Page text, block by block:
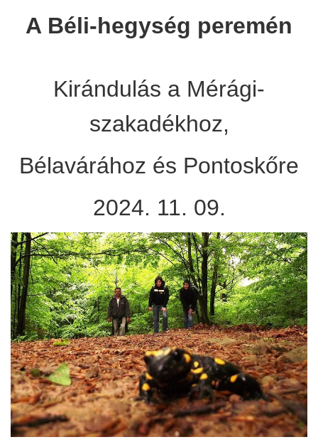
A Béli-hegység peremén
Kirándulás a Mérági-
szakadékhoz,
Bélavárához és Pontoskőre
2024. 11. 09.